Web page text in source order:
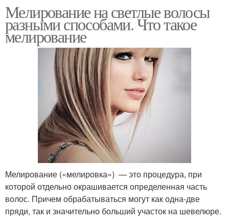
Мелирование на светлые волосы
разными способами. Что такое
мелирование
Мелирование («мелировка») — это процедура, при
которой отдельно окрашивается определенная часть
волос. Причем обрабатываться могут как одна-две
пряди, так и значительно больший участок на шевелюре.